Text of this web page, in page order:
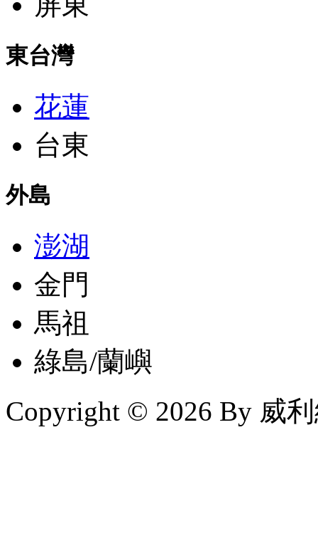
東台灣
花蓮
台東
外島
澎湖
金門
馬祖
綠島/蘭嶼
Copyright © 2026 By 威